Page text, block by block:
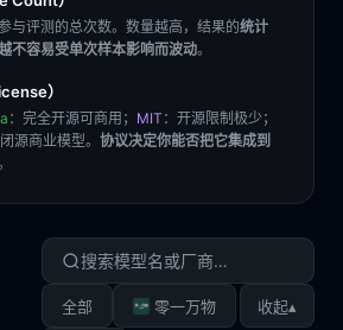
与评测的总次数。数量越高，结果的统计
不容易受单次样本影响而波动。
）
：完全开源可商用； MIT ：开源限制极少；
源商业模型。 协议决定你能否把它集成到
全部 零一万物 收起▴